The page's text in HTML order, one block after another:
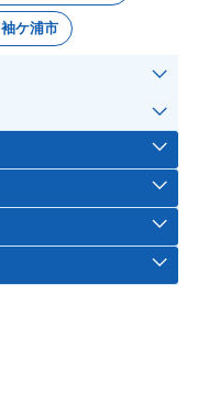
ケ浦市